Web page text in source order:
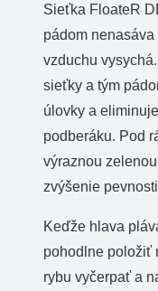
Sieťka FloateR
pádom
vzduchu
sieťky a tým
úlovky a
podberáku. Pod
výraznou
zvýšenie
Keďže hlava
pohodlne položiť
rybu vyčerpať a